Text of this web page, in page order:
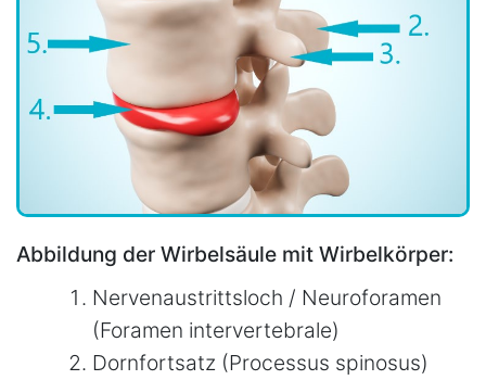
Abbildung der Wirbelsäule mit Wirbelkörper:
Nervenaustrittsloch / Neuroforamen
(Foramen intervertebrale)
Dornfortsatz (Processus spinosus)